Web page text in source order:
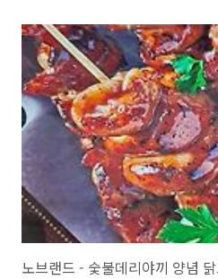
이라니 정말 저렴하네요 사실 해쉬브라
동이 필요 없어서 좋네요 저는 프라이팬
5분 정도 구웠어요 나머지는 냉동실로
다 그럼 오늘은 해쉬브라운으로 무엇을
팸도 굽고 마지막에 김치도 달달 볶았어
최애 김가루와..